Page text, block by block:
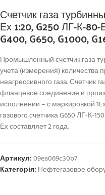
Счетчик газа
Ех 1:20, G250 ЛГ-К-
G400, G650, G1000,
Промышленный счетчик газа
учета (измерения) количества
неагрессивного газа. Счетчик
фланцевое соединение и
исполнении – с маркировкой
газового счетчика G650 ЛГ-К-
Ех составляет 2 года.
Артикул:09ea069c30b7
Категорія: Нефтегазовое